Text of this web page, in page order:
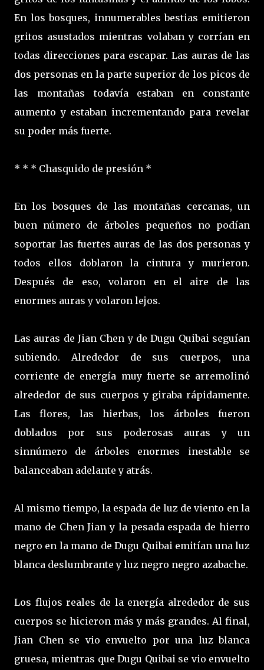
En los bosques, innumerables bestias emitieron
gritos asustados mientras volaban y corrían en
todas direcciones para escapar. Las auras de las
dos personas en la parte superior de los picos de
las montañas todavía estaban en constante
aumento y estaban incrementando para revelar
su poder más fuerte.
* * * Chasquido de presión *
En los bosques de las montañas cercanas, un
buen número de árboles pequeños no podían
soportar las fuertes auras de las dos personas y
todos ellos doblaron la cintura y murieron.
Después de eso, volaron en el aire de las
enormes auras y volaron lejos.
Las auras de Jian Chen y de Dugu Quibai seguían
subiendo. Alrededor de sus cuerpos, una
corriente de energía muy fuerte se arremolinó
alrededor de sus cuerpos y giraba rápidamente.
Las flores, las hierbas, los árboles fueron
doblados por sus poderosas auras y un
sinnúmero de árboles enormes inestable se
balanceaban adelante y atrás.
Al mismo tiempo, la espada de luz de viento en la
mano de Chen Jian y la pesada espada de hierro
negro en la mano de Dugu Quibai emitían una luz
blanca deslumbrante y luz negro negro azabache.
Los flujos reales de la energía alrededor de sus
cuerpos se hicieron más y más grandes. Al final,
Jian Chen se vio envuelto por una luz blanca
gruesa, mientras que Dugu Quibai se vio envuelto